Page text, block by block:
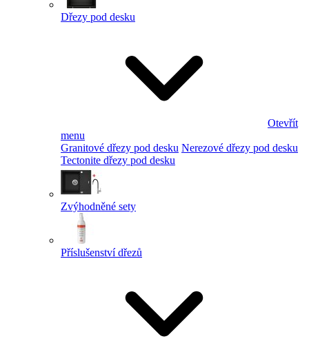
Dřezy pod desku
Otevřít
menu
Granitové dřezy pod desku Nerezové dřezy pod desku
Tectonite dřezy pod desku
Zvýhodněné sety
Příslušenství dřezů